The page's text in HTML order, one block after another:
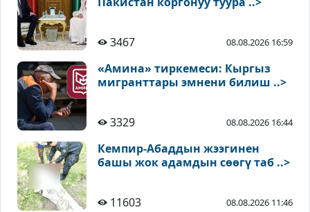
3467 08.08.2026 16:59
«Амина» тиркемеси: Кыргыз
мигранттары эмнени билиш ..>
3329 08.08.2026 16:44
Кемпир-Абаддын жээгинен
башы жок адамдын сөөгү таб ..>
11603 08.08.2026 11:46